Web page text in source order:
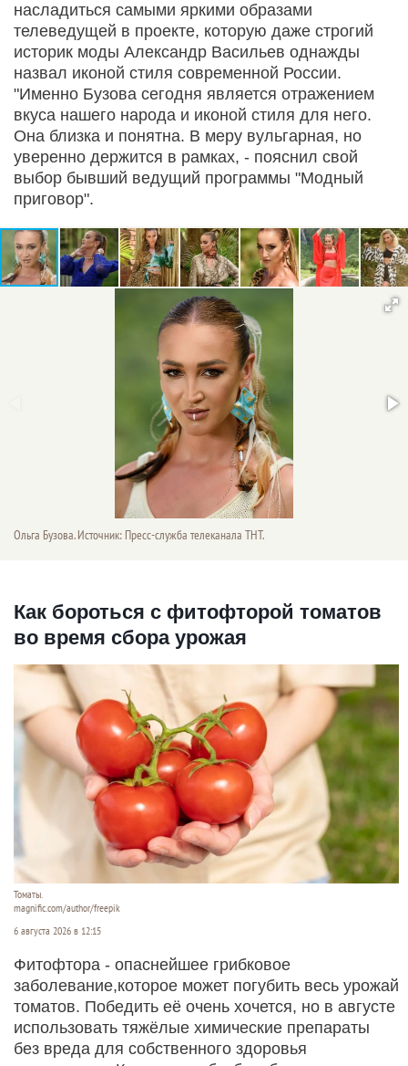
насладиться самыми яркими образами
телеведущей в проекте, которую даже строгий
историк моды Александр Васильев однажды
назвал иконой стиля современной России.
"Именно Бузова сегодня является отражением
вкуса нашего народа и иконой стиля для него.
Она близка и понятна. В меру вульгарная, но
уверенно держится в рамках, - пояснил свой
выбор бывший ведущий программы "Модный
приговор".
Ольга Бузова. Источник: Пресс-служба телеканала ТНТ.
Как бороться с фитофторой томатов
во время сбора урожая
Томаты.
magnific.com/author/freepik
6 августа 2026 в 12:15
Фитофтора - опаснейшее грибковое
заболевание,которое может погубить весь урожай
томатов. Победить её очень хочется, но в августе
использовать тяжёлые химические препараты
без вреда для собственного здоровья